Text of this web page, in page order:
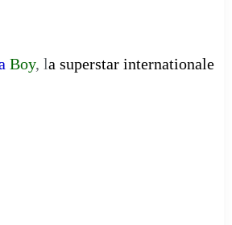
Boy, la superstar internationale